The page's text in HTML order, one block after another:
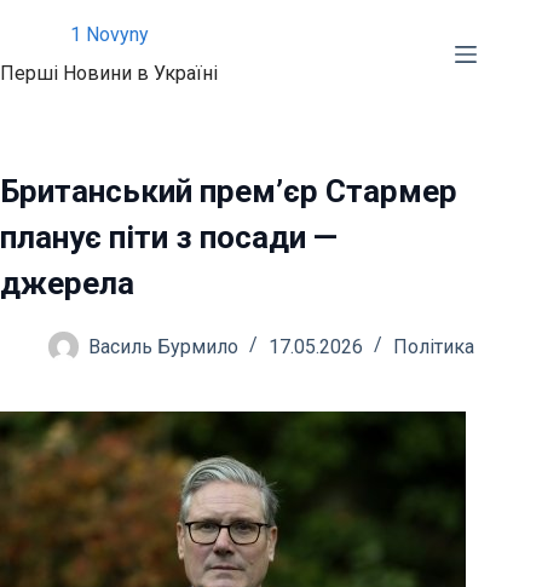
вмісту
1 Novyny
Перші Новини в Україні
Британський прем’єр Стармер
планує піти з посади —
джерела
Василь Бурмило 17.05.2026 Політика